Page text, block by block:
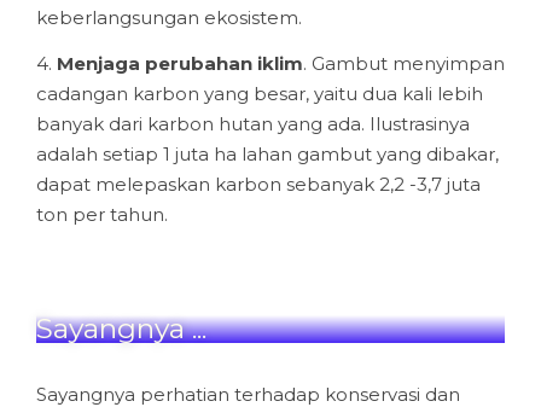
keberlangsungan ekosistem.
4. Menjaga perubahan iklim. Gambut menyimpan
cadangan karbon yang besar, yaitu dua kali lebih
banyak dari karbon hutan yang ada. Ilustrasinya
adalah setiap 1 juta ha lahan gambut yang dibakar,
dapat melepaskan karbon sebanyak 2,2 -3,7 juta
ton per tahun.
Sayangnya ...
Sayangnya perhatian terhadap konservasi dan